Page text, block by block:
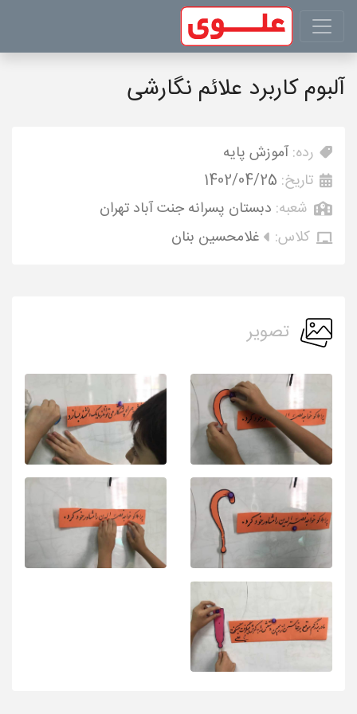
آلبوم کاربرد علائم نگارشی
رده: آموزش پایه
تاریخ: 1402/04/25
شعبه: دبستان پسرانه جنت آباد تهران
کلاس:
غلامحسین بنان
تصویر